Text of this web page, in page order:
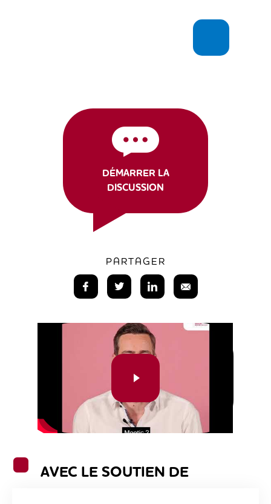
DÉMARRER LA
DISCUSSION
PARTAGER
AVEC LE SOUTIEN DE